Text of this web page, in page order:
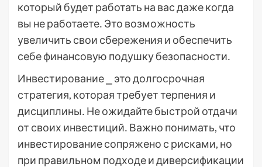
который будет работать на вас даже когда
вы не работаете․ Это возможность
увеличить свои сбережения и обеспечить
себе финансовую подушку безопасности․
Инвестирование ⎯ это долгосрочная
стратегия, которая требует терпения и
дисциплины․ Не ожидайте быстрой отдачи
от своих инвестиций․ Важно понимать, что
инвестирование сопряжено с рисками, но
при правильном подходе и диверсификации